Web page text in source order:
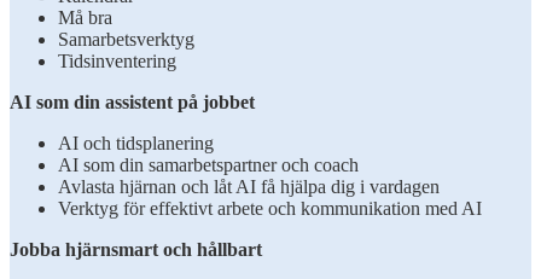
Må bra
Samarbetsverktyg
Tidsinventering
AI som din assistent på jobbet
AI och tidsplanering
AI som din samarbetspartner och coach
Avlasta hjärnan och låt AI få hjälpa dig i vardagen
Verktyg för effektivt arbete och kommunikation med AI
Jobba hjärnsmart och hållbart